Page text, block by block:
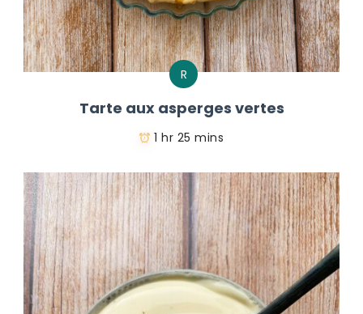
R
Tarte aux asperges vertes
1 hr 25 mins